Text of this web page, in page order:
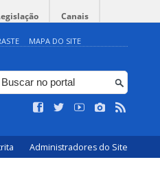
Canais
MAPA DO SITE
Administradores do Site